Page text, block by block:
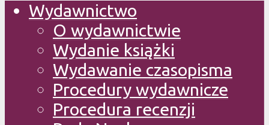
Wydawnictwo
O wydawnictwie
Wydanie książki
Wydawanie czasopisma
Procedury wydawnicze
Procedura recenzji